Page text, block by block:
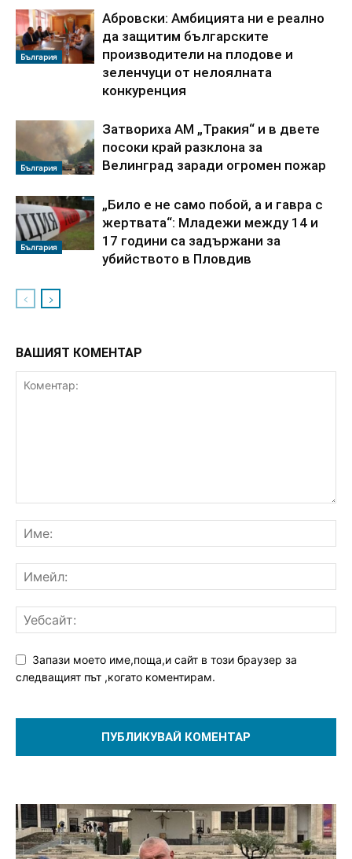
България
Абровски: Амбицията ни е реално
да защитим българските
производители на плодове и
зеленчуци от нелоялната
конкуренция
България
Затвориха АМ „Тракия“ и в двете
посоки край разклона за
Велинград заради огромен пожар
България
„Било е не само побой, а и гавра с
жертвата“: Младежи между 14 и
17 години са задържани за
убийството в Пловдив
ВАШИЯТ КОМЕНТАР
Запази моето име,поща,и сайт в този браузер за
следващият път ,когато коментирам.